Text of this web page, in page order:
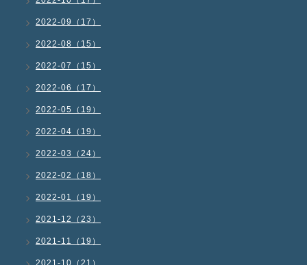
2022-09（17）
2022-08（15）
2022-07（15）
2022-06（17）
2022-05（19）
2022-04（19）
2022-03（24）
2022-02（18）
2022-01（19）
2021-12（23）
2021-11（19）
2021-10（21）